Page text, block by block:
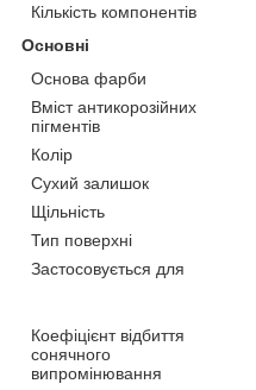
Кількість компонентів
Основні
Основа фарби
Вміст антикорозійних
пігментів
Колір
Сухий залишок
Щільність
Тип поверхні
Застосовується для
Коефіцієнт відбиття
сонячного
випромінювання